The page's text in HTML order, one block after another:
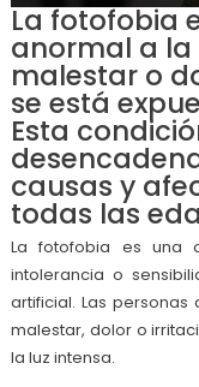
La fotofobia
anormal a la
malestar o
se está
Esta
causas y
todas las
La fotofobia es una
intolerancia o
artificial. Las
malestar, dolor o
la luz intensa.